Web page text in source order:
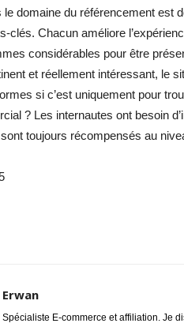
domaine du référencement est
clés. Chacun améliore
considérables pour être
et réellement intéressant, le
si c’est uniquement pour
? Les internautes ont besoin
toujours récompensés au
Erwan
Spécialiste E-commerce et affiliation. Je